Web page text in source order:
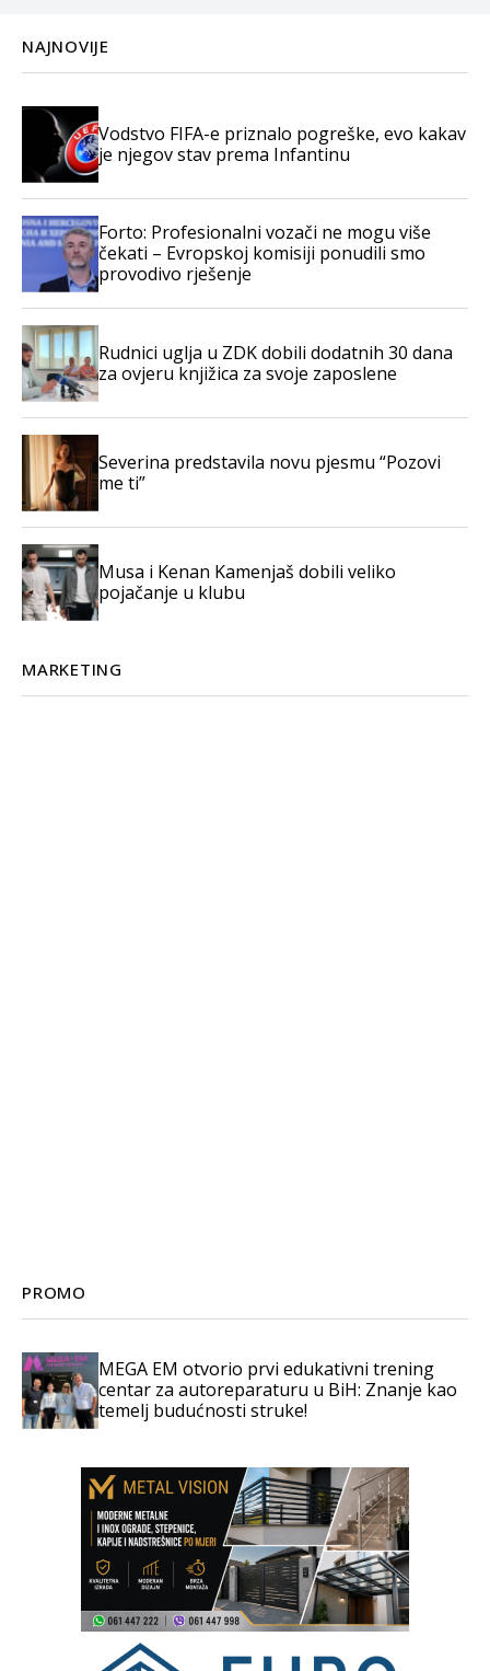
NAJNOVIJE
Vodstvo FIFA-e priznalo pogreške, evo kakav
je njegov stav prema Infantinu
Forto: Profesionalni vozači ne mogu više
čekati – Evropskoj komisiji ponudili smo
provodivo rješenje
Rudnici uglja u ZDK dobili dodatnih 30 dana
za ovjeru knjižica za svoje zaposlene
Severina predstavila novu pjesmu “Pozovi
me ti”
Musa i Kenan Kamenjaš dobili veliko
pojačanje u klubu
MARKETING
PROMO
MEGA EM otvorio prvi edukativni trening
centar za autoreparaturu u BiH: Znanje kao
temelj budućnosti struke!